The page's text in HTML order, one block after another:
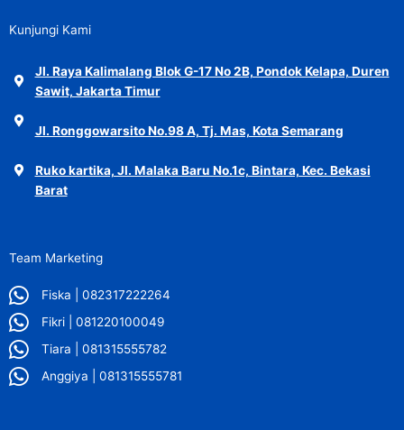
Kunjungi Kami
Jl. Raya Kalimalang Blok G-17 No 2B, Pondok Kelapa, Duren
Sawit, Jakarta Timur
Jl. Ronggowarsito No.98 A, Tj. Mas, Kota Semarang
Ruko kartika, Jl. Malaka Baru No.1c, Bintara, Kec. Bekasi
Barat
Team Marketing
Fiska | 082317222264
Fikri | 081220100049
Tiara | 081315555782
Anggiya | 081315555781